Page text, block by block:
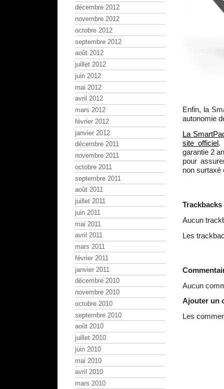
Enfin, la
autonomie
La
site officiel.
garantie 2
pour
non surtaxé
Trackbacks
Aucun
Les
Aucun
Ajouter un
Les
décembre 2012
novembre 2012
octobre 2012
septembre 2012
août 2012
juillet 2012
juin 2012
mai 2012
avril 2012
mars 2012
février 2012
janvier 2012
décembre 2011
novembre 2011
octobre 2011
septembre 2011
août 2011
juillet 2011
juin 2011
mai 2011
avril 2011
mars 2011
février 2011
janvier 2011
décembre 2010
novembre 2010
octobre 2010
septembre 2010
août 2010
juillet 2010
juin 2010
mai 2010
avril 2010
mars 2010